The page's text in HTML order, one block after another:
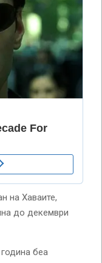
на Хаваите,
до декември
година беа